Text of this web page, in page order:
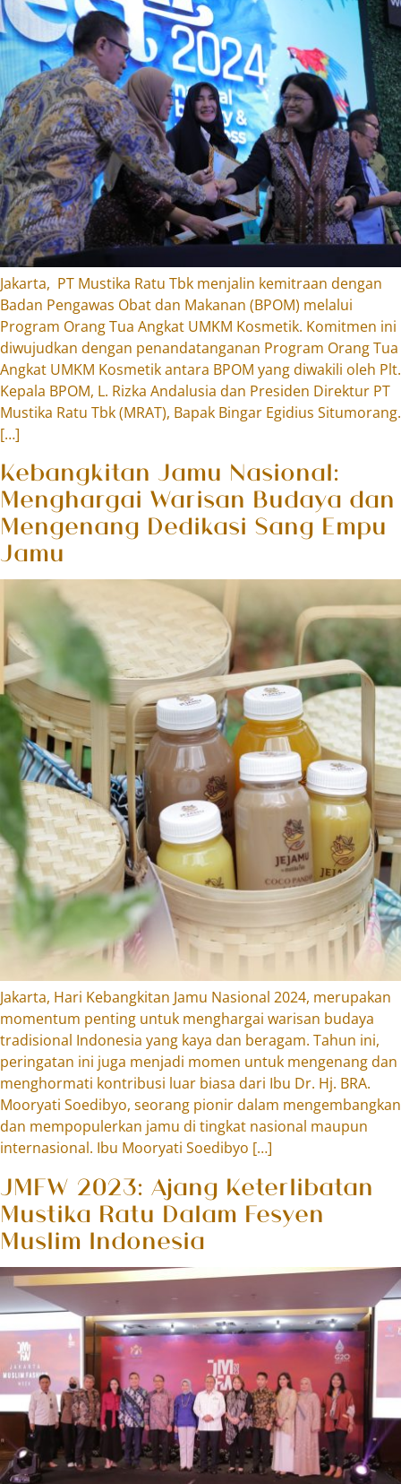
Jakarta, PT Mustika Ratu Tbk menjalin kemitraan dengan
Badan Pengawas Obat dan Makanan (BPOM) melalui
Program Orang Tua Angkat UMKM Kosmetik. Komitmen ini
diwujudkan dengan penandatanganan Program Orang Tua
Angkat UMKM Kosmetik antara BPOM yang diwakili oleh Plt.
Kepala BPOM, L. Rizka Andalusia dan Presiden Direktur PT
Mustika Ratu Tbk (MRAT), Bapak Bingar Egidius Situmorang.
[…]
Kebangkitan Jamu Nasional:
Menghargai Warisan Budaya dan
Mengenang Dedikasi Sang Empu
Jamu
Jakarta, Hari Kebangkitan Jamu Nasional 2024, merupakan
momentum penting untuk menghargai warisan budaya
tradisional Indonesia yang kaya dan beragam. Tahun ini,
peringatan ini juga menjadi momen untuk mengenang dan
menghormati kontribusi luar biasa dari Ibu Dr. Hj. BRA.
Mooryati Soedibyo, seorang pionir dalam mengembangkan
dan mempopulerkan jamu di tingkat nasional maupun
internasional. Ibu Mooryati Soedibyo […]
JMFW 2023: Ajang Keterlibatan
Mustika Ratu Dalam Fesyen
Muslim Indonesia